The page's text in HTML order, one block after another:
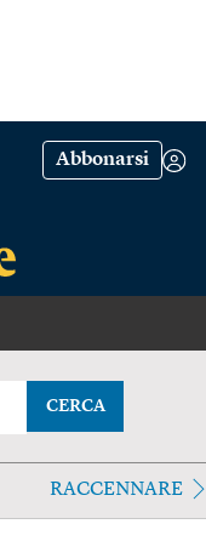
Abbonarsi
CERCA
RACCENNARE